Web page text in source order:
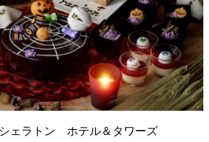
ェラトン ホテル＆タワーズ